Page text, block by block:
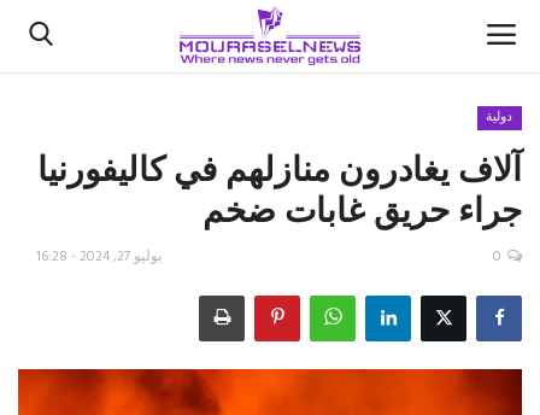
الأخبار
كتّابنا
اقتصاد
دولية
آلاف يغادرون منازلهم في كاليفورنيا
جراء حريق غابات ضخم
يوليو 27, 2024 - 16:28 0